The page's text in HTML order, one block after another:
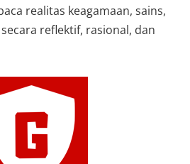
realitas keagamaan, sains,
reflektif, rasional, dan